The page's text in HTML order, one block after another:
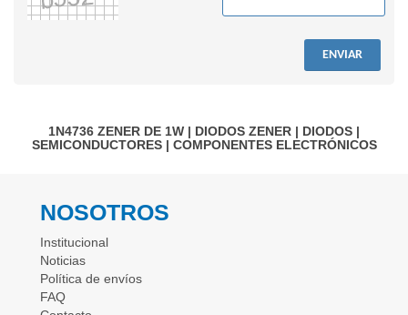
ENVIAR
1N4736 ZENER DE 1W | DIODOS ZENER | DIODOS |
SEMICONDUCTORES| COMPONENTES ELECTRÓNICOS
NOSOTROS
Institucional
Noticias
Política de envíos
FAQ